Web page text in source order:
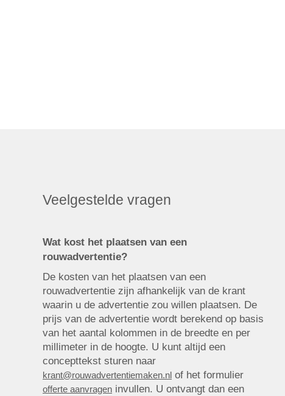
Veelgestelde vragen
Wat kost het plaatsen van een
rouwadvertentie?
De kosten van het plaatsen van een
rouwadvertentie zijn afhankelijk van de krant
waarin u de advertentie zou willen plaatsen. De
prijs van de advertentie wordt berekend op basis
van het aantal kolommen in de breedte en per
millimeter in de hoogte. U kunt altijd een
concepttekst sturen naar
krant@rouwadvertentiemaken.nl of het formulier
offerte aanvragen invullen. U ontvangt dan een